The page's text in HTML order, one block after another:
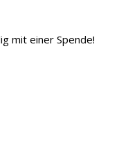
mit einer Spende!